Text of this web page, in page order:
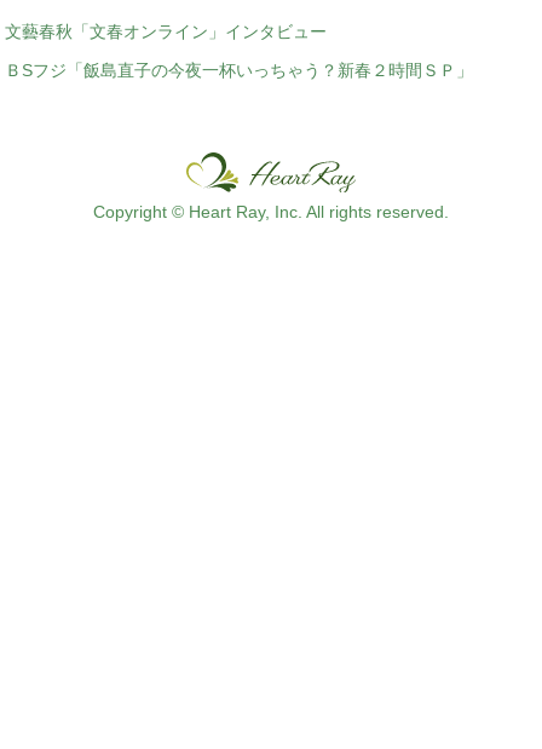
文藝春秋「文春オンライン」インタビュー
ＢSフジ「飯島直子の今夜一杯いっちゃう？新春２時間ＳＰ」
Copyright © Heart Ray, Inc. All rights reserved.